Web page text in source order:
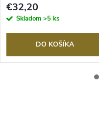
€32,20
Skladom >5 ks
DO KOŠÍKA